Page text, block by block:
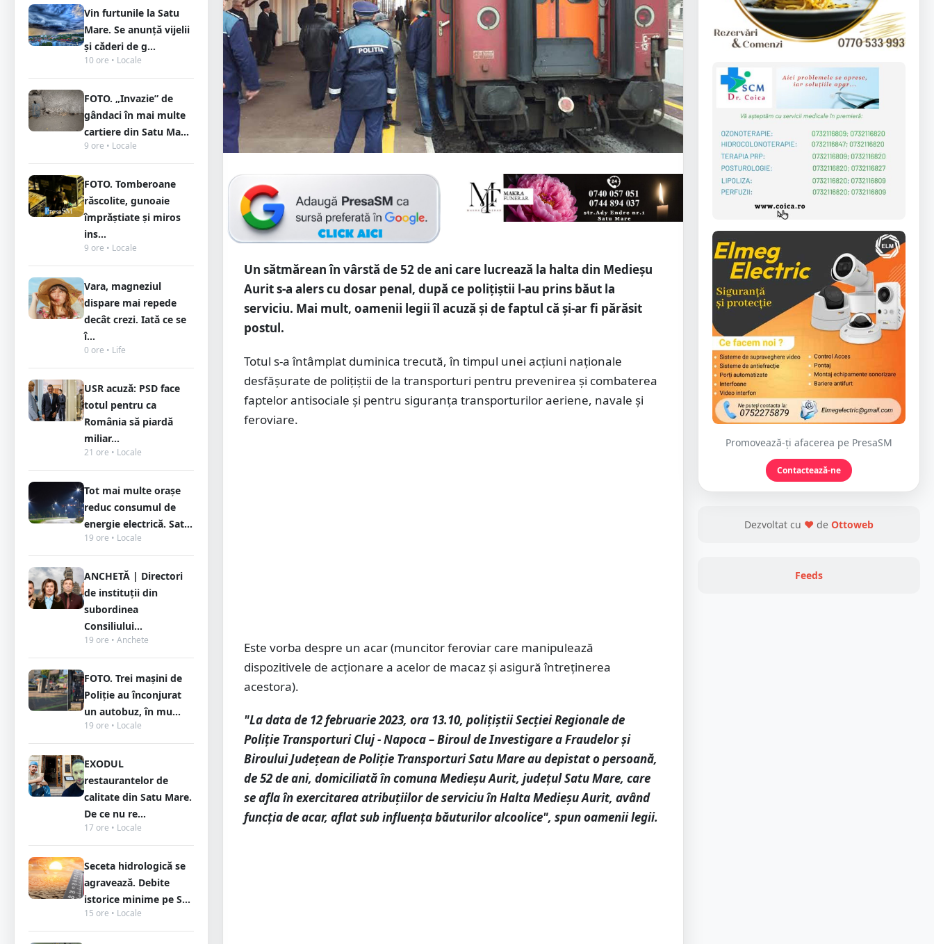
Vin furtunile la Satu
Mare. Se anunță vijelii
și căderi de g...
10 ore • Locale
FOTO. „Invazie” de
gândaci în mai multe
cartiere din Satu Ma...
9 ore • Locale
FOTO. Tomberoane
răscolite, gunoaie
împrăștiate și miros
ins...
9 ore • Locale
Vara, magneziul
dispare mai repede
decât crezi. Iată ce se
î...
0 ore • Life
USR acuză: PSD face
totul pentru ca
România să piardă
miliar...
21 ore • Locale
Tot mai multe orașe
reduc consumul de
energie electrică. Sat...
19 ore • Locale
ANCHETĂ | Directori
de instituții din
subordinea
Consiliului...
19 ore • Anchete
FOTO. Trei mașini de
Poliție au înconjurat
un autobuz, în mu...
19 ore • Locale
EXODUL
restaurantelor de
calitate din Satu Mare.
De ce nu re...
17 ore • Locale
Seceta hidrologică se
agravează. Debite
istorice minime pe S...
15 ore • Locale
Un sătmărean în vârstă de 52 de ani care lucrează la halta din Medieșu
Aurit s-a alers cu dosar penal, după ce polițiștii l-au prins băut la
serviciu. Mai mult, oamenii legii îl acuză și de faptul că și-ar fi părăsit
postul.
Totul s-a întâmplat duminica trecută, în timpul unei acțiuni naționale
desfășurate de polițiștii de la transporturi pentru prevenirea și combaterea
faptelor antisociale și pentru siguranța transporturilor aeriene, navale și
feroviare.
Este vorba despre un acar (muncitor feroviar care manipulează
dispozitivele de acționare a acelor de macaz și asigură întreținerea
acestora).
"La data de 12 februarie 2023, ora 13.10, polițiștii Secției Regionale de
Poliție Transporturi Cluj - Napoca – Biroul de Investigare a Fraudelor și
Biroului Județean de Poliție Transporturi Satu Mare au depistat o persoană,
de 52 de ani, domiciliată în comuna Medieșu Aurit, județul Satu Mare, care
se afla în exercitarea atribuțiilor de serviciu în Halta Medieșu Aurit, având
funcția de acar, aflat sub influența băuturilor alcoolice", spun oamenii legii.
Promovează-ți afacerea pe PresaSM
Contactează-ne
Dezvoltat cu ❤ de Ottoweb
Feeds